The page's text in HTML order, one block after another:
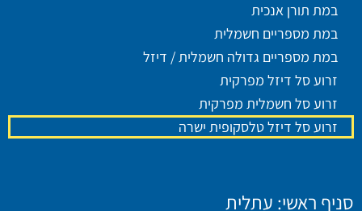
במת תורן אנכית
במת מספריים חשמלית
במת מספריים גדולה חשמלית / דיזל
זרוע סל דיזל מפרקית
זרוע סל חשמלית מפרקית
זרוע סל דיזל טלסקופית ישרה
סניף ראשי: עתלית